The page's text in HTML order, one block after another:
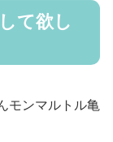
て欲し
モンマルトル亀